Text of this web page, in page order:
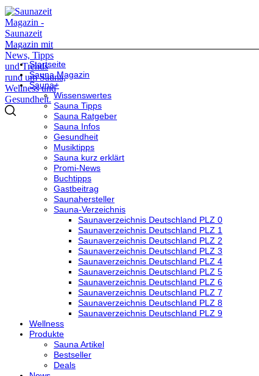
Startseite
Sauna Magazin
Sauna+
Wissenswertes
Sauna Tipps
Sauna Ratgeber
Sauna Infos
Gesundheit
Musiktipps
Sauna kurz erklärt
Promi-News
Buchtipps
Gastbeitrag
Saunahersteller
Sauna-Verzeichnis
Saunaverzeichnis Deutschland PLZ 0
Saunaverzeichnis Deutschland PLZ 1
Saunaverzeichnis Deutschland PLZ 2
Saunaverzeichnis Deutschland PLZ 3
Saunaverzeichnis Deutschland PLZ 4
Saunaverzeichnis Deutschland PLZ 5
Saunaverzeichnis Deutschland PLZ 6
Saunaverzeichnis Deutschland PLZ 7
Saunaverzeichnis Deutschland PLZ 8
Saunaverzeichnis Deutschland PLZ 9
Wellness
Produkte
Sauna Artikel
Bestseller
Deals